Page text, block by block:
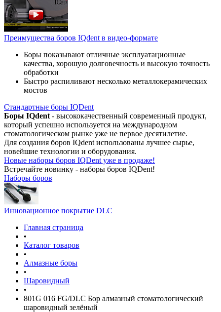
Преимущества боров IQdent в видео-формате
Боры показывают отличные эксплуатационные
качества, хорошую долговечность и высокую точность
обработки
Быстро распиливают несколько металлокерамических
мостов
Стандартные боры IQDent
Боры IQdent - высококачественный современный продукт,
который успешно используется на международном
стоматологическом рынке уже не первое десятилетие.
Для создания боров IQdent использованы лучшее сырье,
новейшие технологии и оборудования.
Новые наборы боров IQDent уже в продаже!
Встречайте новинку - наборы боров IQDent!
Наборы боров
Инновационное покрытие DLC
Главная страница
•
Каталог товаров
•
Алмазные боры
•
Шаровидный
•
801G 016 FG/DLC Бор алмазный стоматологический
шаровидный зелёный